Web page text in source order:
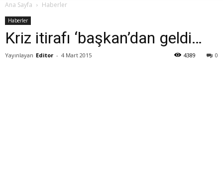
Ana Sayfa Haberler
Haberler
Kriz itirafı ‘başkan’dan geldi…
Yayınlayan Editor - 4 Mart 2015 0
4389